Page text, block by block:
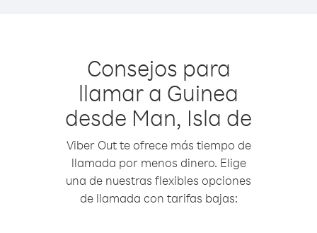
Consejos para
llamar a Guinea
desde Man, Isla de
Viber Out te ofrece más tiempo de
llamada por menos dinero. Elige
una de nuestras flexibles opciones
de llamada con tarifas bajas: